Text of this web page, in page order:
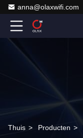
anna@olaxwifi.com
Thuis > Producten >